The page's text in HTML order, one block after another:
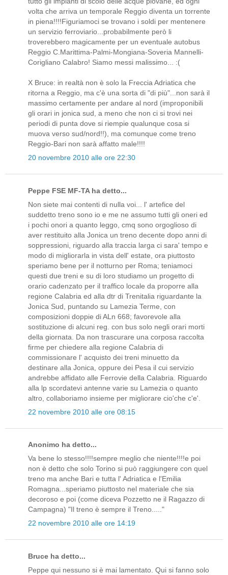
volta che arriva un temporale Reggio diventa un torrente
in piena!!!!Figuriamoci se trovano i soldi per mentenere
un servizio ferroviario...probabilmente però li
troverebbero magicamente per un eventuale autobus
Reggio C.Marittima-Palmi-Mongiana-Soveria Mannelli-
Corigliano Calabro! Siamo messi malissimo... :(
X Bruce: in realtà non è solo la Freccia Adriatica che
ritorna a Reggio, ma c'è una sorta di "di più"...non sarà il
massimo certamente per andare al nord (improponibili
gli orari in jonica sud, a meno che non ci si trovi nei
periodi di punta dove si riempie qualunque cosa si
muova verso sud/nord!!), ma comunque come treno
Reggio-Bari non sarà affatto male!!!!
20 novembre 2010 alle ore 22:30
Peppe FSE MF-TA ha detto...
Non siete mai contenti di nulla voi... l' artefice del
suddetto treno sono io e me ne assumo tutti gli oneri ed
i pochi onori a quanto leggo, cmq sono orgoglioso di
aver restituito alla Jonica un treno decente dopo anni di
soppressioni, riguardo alla traccia larga ci sara' tempo e
modo di migliorarla in vista dell' estate, ora piuttosto
speriamo bene per il notturno per Roma; teniamoci
questi due treni e su di loro studiamo un progetto di
orario cadenzato per il traffico locale da proporre alla
regione Calabria ed alla dtr di Trenitalia riguardante la
Jonica Sud, puntando su Lamezia Terme, con
composizioni doppie di ALn 668; favorevole alla
sostituzione di alcuni reg. con bus solo negli orari morti
della giornata. Da non trascurare una corposa raccolta
firme per chiedere alla regione Calabria di
commissionare l' acquisto dei treni minuetto da
destinare alla Jonica, oppure dei Pesa il cui servizio
andrebbe affidato alle Ferrovie della Calabria. Riguardo
alla lp scordatevi antenne varie su Lamezia o quanto
altro, collaboriamo insieme per migliorare cio'che c'e'.
22 novembre 2010 alle ore 08:15
Anonimo ha detto...
Va bene lo stesso!!!!sempre meglio che niente!!!!e poi
non è detto che solo Torino si può raggiungere con quel
treno ma anche Bari e tutta l' Adriatica e l'Emilia
Romagna...speriamo piuttosto nel materiale che sia
decoroso e poi (come diceva Pozzetto ne il Ragazzo di
Campagna) "Il treno è sempre il Treno....."
22 novembre 2010 alle ore 14:19
Bruce ha detto...
Peppe qui nessuno si è mai lamentato. Qui si fanno solo